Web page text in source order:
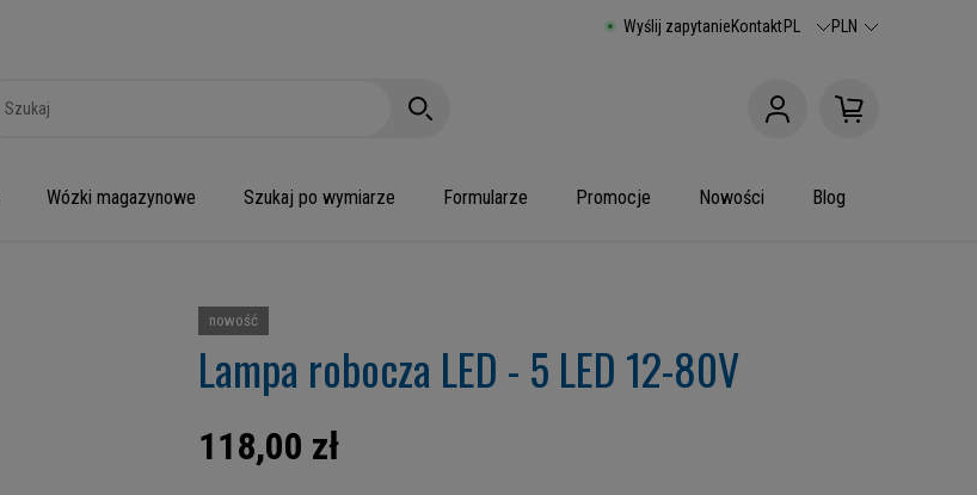
Wyślij zapytanieKontaktPL PLN
Wózki magazynowe Szukaj po wymiarze Formularze Promocje Nowości Blog
nowość
Lampa robocza LED - 5 LED 12-80V
118,00 zł